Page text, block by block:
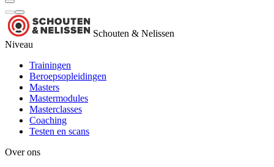
Schouten & Nelissen
Niveau
Trainingen
Beroepsopleidingen
Masters
Mastermodules
Masterclasses
Coaching
Testen en scans
Over ons